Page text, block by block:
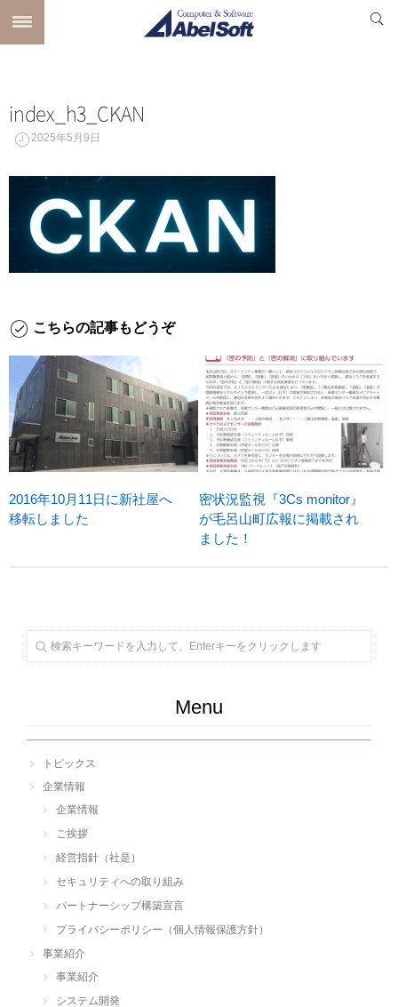
index_h3_CKAN
2025年5月9日
こちらの記事もどうぞ
2016年10月11日に新社屋へ
移転しました
密状況監視『3Cs monitor』
が毛呂山町広報に掲載され
ました！
Menu
トピックス
企業情報
企業情報
ご挨拶
経営指針（社是）
セキュリティへの取り組み
パートナーシップ構築宣言
プライバシーポリシー（個人情報保護方針）
事業紹介
事業紹介
システム開発